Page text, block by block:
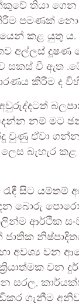
තියා ගෙන
පමණක්
කළ යුතු ය.
අල්ලස් දූෂණ
සකස් වී ඇත
කිරීම ද
නම් මට
වුණු ඒවා
ලෙස බැහැර
සිට
බොරු
ආර්ථික
අවශ්‍ය වන
වන
සරල,
ගැනීම